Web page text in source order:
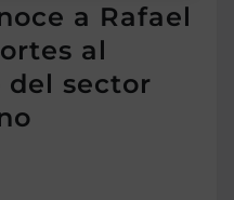
a Rafael
al
sector